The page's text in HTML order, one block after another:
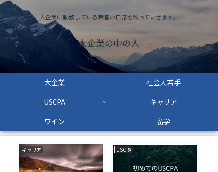
大企業に勤務している若者の日常を綴っていきます。
大企業の中の人
大企業
社会人若手
USCPA
キャリア
ワイン
留学
キャリア USCPA